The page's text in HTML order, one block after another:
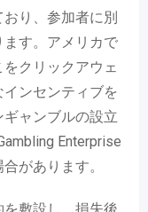
り、参加者に別
す。アメリカで
クリックアウェ
ンセンティブを
ャンブルの設立
Enterprise
があります。